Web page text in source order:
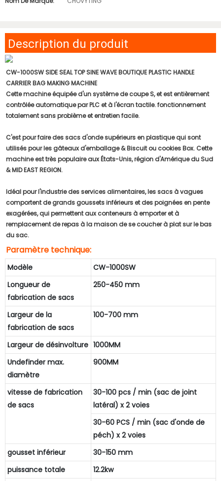
Description du produit
CW-1000SW SIDE SEAL TOP SINE WAVE BOUTIQUE PLASTIC HANDLE
CARRIER BAG MAKING MACHINE
Cette machine équipée d'un système de coupe S, et est entièrement
contrôlée automatique par PLC et à l'écran tactile. fonctionnement
totalement sans problème et entretien facile.
C'est pour faire des sacs d'onde supérieurs en plastique qui sont
utilisés pour les gâteaux d'emballage & Biscuit ou cookies Box. Cette
machine est très populaire aux États-Unis, région d'Amérique du Sud
& MID EAST REGION.
Idéal pour l'industrie des services alimentaires, les sacs à vagues
comportent de grands goussets inférieurs et des poignées en pente
exagérées, qui permettent aux conteneurs à emporter et à
remplacement de repas à la maison de se coucher à plat sur le bas
du sac.
Paramètre technique:
Modèle
CW-1000SW
Longueur de
fabrication de sacs
250-450 mm
Largeur de la
fabrication de sacs
100-700 mm
Largeur de désinvolture 1000MM
Undefinder max.
diamètre
900MM
vitesse de fabrication
de sacs
30-100 pcs / min (sac de joint
latéral) x 2 voies
30-60 PCS / min (sac d'onde de
péch) x 2 voies
gousset inférieur
30-150 mm
puissance totale
12.2kw